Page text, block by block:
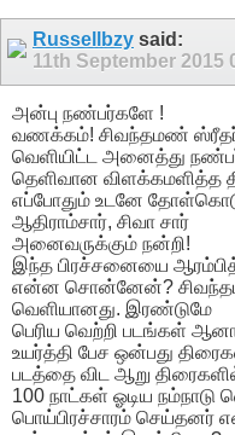
Russellbzy said:
11th September 2015
அன்பு நண்பர்களே !
வணக்கம்! சிவந்தமண் ஸ்ரீதர்
வெளியிட்ட அனைத்து
தெளிவான விளக்கமளித்த
எப்போதும் உடனே
ஆதிராம்சார், சிவா சார்
அனைவருக்கும் நன்றி!
இந்த பிரச்சனையை
என்ன சொன்னேன்?
வெளியானது. இரண்டுமே
பெரிய வெற்றி படங்கள்
உயர்த்தி பேச ஒன்பது
படத்தை விட ஆறு
100 நாட்கள் ஓடிய
பொய்பிரச்சாரம் செய்தனர்